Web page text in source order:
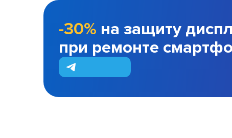
-30% на защиту
при ремонте